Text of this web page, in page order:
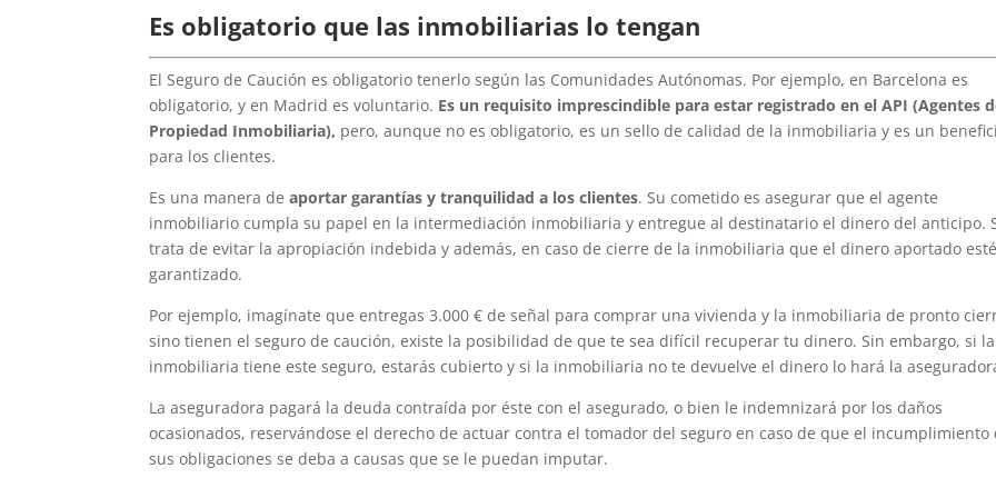
Es obligatorio que las inmobiliarias lo tengan
El Seguro de Caución es obligatorio tenerlo según las Comunidades Autónomas. Por ejemplo, en Barcelona es
obligatorio, y en Madrid es voluntario. Es un requisito imprescindible para estar registrado en el API (Agentes
Propiedad Inmobiliaria), pero, aunque no es obligatorio, es un sello de calidad de la inmobiliaria y es un
para los clientes.
Es una manera deaportar garantías y tranquilidad a los clientes. Su cometido es asegurar que el agente
inmobiliario cumpla su papel en la intermediación inmobiliaria y entregue al destinatario el dinero del anticipo.
trata de evitar la apropiación indebida y además, en caso de cierre de la inmobiliaria que el dinero aportado esté
garantizado.
Por ejemplo, imagínate que entregas 3.000 € de señal para comprar una vivienda y la inmobiliaria de pronto
sino tienen el seguro de caución, existe la posibilidad de que te sea difícil recuperar tu dinero. Sin embargo, si la
inmobiliaria tiene este seguro, estarás cubierto y si la inmobiliaria no te devuelve el dinero lo hará la
La aseguradora pagará la deuda contraída por éste con el asegurado, o bien le indemnizará por los daños
ocasionados, reservándose el derecho de actuar contra el tomador del seguro en caso de que el incumplimiento
sus obligaciones se deba a causas que se le puedan imputar.